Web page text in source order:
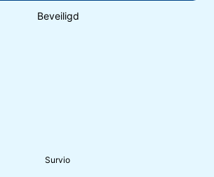
Beveiligd
Survio